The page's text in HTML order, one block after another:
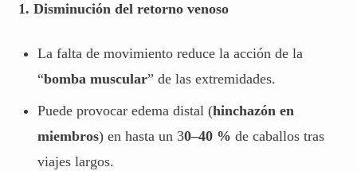
1. Disminución del retorno venoso
La falta de movimiento reduce la acción de la
“bomba muscular” de las extremidades.
Puede provocar edema distal (hinchazón en
miembros) en hasta un 30–40 % de caballos tras
viajes largos.